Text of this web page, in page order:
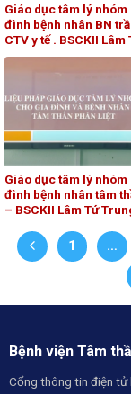
Giáo dục tâm lý
đình bệnh nhân BN
CTV y tế . BSCKII Lâm
Giáo dục tâm lý
đình bệnh nhân tâm
– BSCKII Lâm Tứ
1 …
Bệnh viện Tâm
Cổng thông tin điện tử